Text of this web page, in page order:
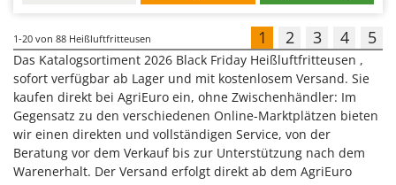
1-20 von 88 Heißluftfritteusen 1 2 3 4 5
Das Katalogsortiment 2026 Black Friday Heißluftfritteusen ,
sofort verfügbar ab Lager und mit kostenlosem Versand. Sie
kaufen direkt bei AgriEuro ein, ohne Zwischenhändler: Im
Gegensatz zu den verschiedenen Online-Marktplätzen bieten
wir einen direkten und vollständigen Service, von der
Beratung vor dem Verkauf bis zur Unterstützung nach dem
Warenerhalt. Der Versand erfolgt direkt ab dem AgriEuro